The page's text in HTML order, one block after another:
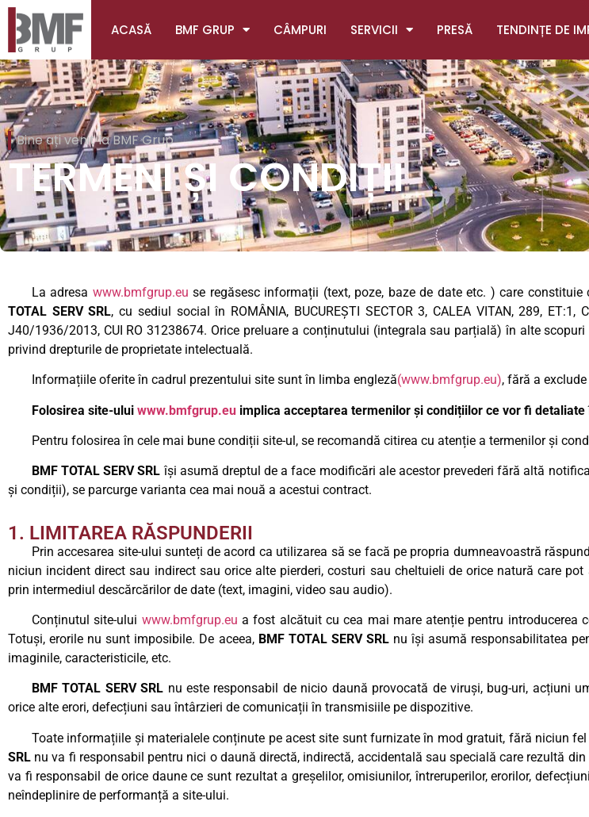
ACASĂ BMF GRUP CÂMPURI SERVICII PRESĂ TENDINȚE DE
Bine ați venit la BMF Grup
TERMENI ȘI CONDIȚII
La adresa www.bmfgrup.eu se regăsesc informații (text, poze, baze de date etc. ) care
TOTAL SERV SRL, cu sediul social în ROMÂNIA, BUCUREȘTI SECTOR 3, CALEA VITAN, 289,
J40/1936/2013, CUI RO 31238674. Orice preluare a conținutului (integrala sau parțială) în alte
privind drepturile de proprietate intelectuală.
Informațiile oferite în cadrul prezentului site sunt în limba engleză(www.bmfgrup.eu), fără a
Folosirea site-ului www.bmfgrup.eu implica acceptarea termenilor și condițiilor ce vor fi
Pentru folosirea în cele mai bune condiții site-ul, se recomandă citirea cu atenție a termenilor și
BMF TOTAL SERV SRL își asumă dreptul de a face modificări ale acestor prevederi fără altă
și condiții), se parcurge varianta cea mai nouă a acestui contract.
1. LIMITAREA RĂSPUNDERII
Prin accesarea site-ului sunteți de acord ca utilizarea să se facă pe propria dumneavoastră
niciun incident direct sau indirect sau orice alte pierderi, costuri sau cheltuieli de orice natură care
prin intermediul descărcărilor de date (text, imagini, video sau audio).
Conținutul site-ului www.bmfgrup.eu a fost alcătuit cu cea mai mare atenție pentru introducerea
Totuși, erorile nu sunt imposibile. De aceea, BMF TOTAL SERV SRLnu își asumă responsabilitatea
imaginile, caracteristicile, etc.
BMF TOTAL SERV SRL nu este responsabil de nicio daună provocată de viruși, bug-uri, acțiuni
orice alte erori, defecțiuni sau întârzieri de comunicații în transmisiile pe dispozitive.
Toate informațiile și materialele conținute pe acest site sunt furnizate în mod gratuit, fără niciun
SRL nu va fi responsabil pentru nici o daună directă, indirectă, accidentală sau specială care rezultă
va fi responsabil de orice daune ce sunt rezultat a greșelilor, omisiunilor, întreruperilor, erorilor,
neîndeplinire de performanță a site-ului.